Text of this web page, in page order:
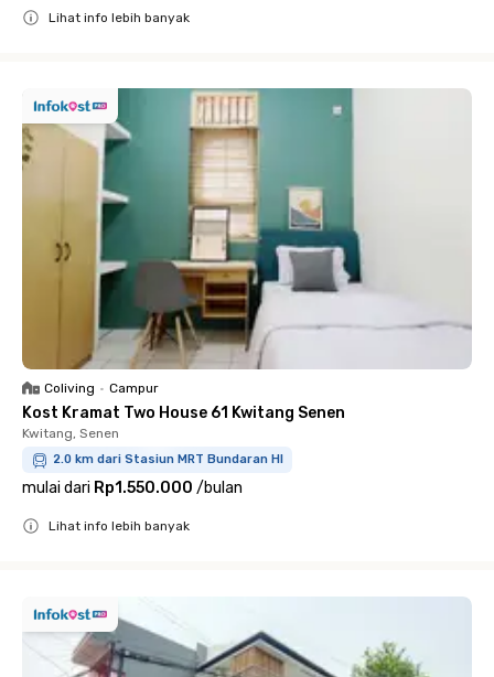
Lihat info lebih banyak
Coliving • Campur
Kost Kramat Two House 61 Kwitang Senen
Kwitang, Senen
2.0 km dari Stasiun MRT Bundaran HI
mulai dari Rp1.550.000 /bulan
Lihat info lebih banyak